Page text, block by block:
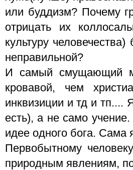
или буддизм? Почему
отрицать их
культуру
неправильной?
И самый смущающий
кровавой, чем
инквизиции и тд и тп....
есть), а не само
идее одного бога. Сама
Первобытному
природным явлениям,